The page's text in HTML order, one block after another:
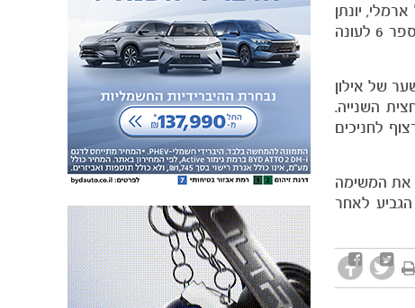
יונתן
כהן ומתן חוזז הוסיפו כל אחד שער למאזנו האישי. לארמלי וכהן היה זה שער עשירי העונה (ליגה וגביע) וחוזז ציין שער מספר 6 לעונה
שער של אילון
השנייה.
שלישי רצוף לחניכים
את המשימה
הגביע לאחר